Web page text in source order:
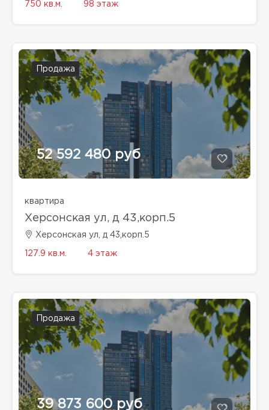
750 кв.м. 98 этаж
Продажа
52 592 480 руб
квартира
Херсонская ул, д 43,корп.5
Херсонская ул, д 43,корп.5
127.9 кв.м. 4 этаж
Продажа
39 873 600 руб